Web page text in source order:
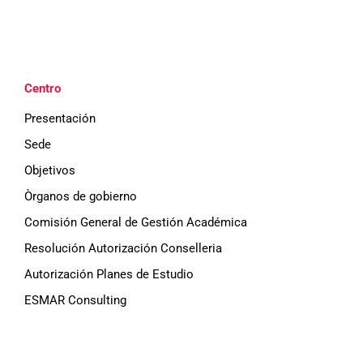
Centro
Presentación
Sede
Objetivos
Òrganos de gobierno
Comisión General de Gestión Académica
Resolución Autorización Conselleria
Autorización Planes de Estudio
ESMAR Consulting